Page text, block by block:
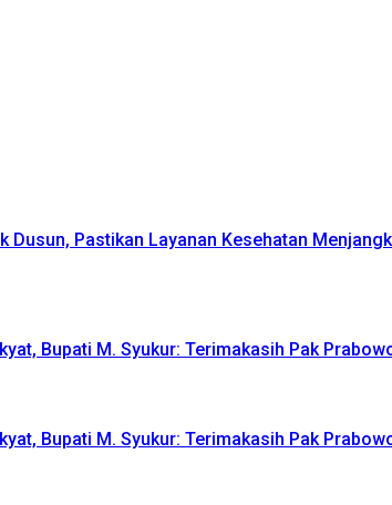
Dusun, Pastikan Layanan Kesehatan
Bupati M. Syukur: Terimakasih Pak
Bupati M. Syukur: Terimakasih Pak